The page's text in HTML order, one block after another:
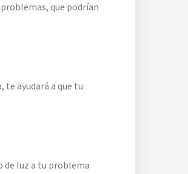
que podrían
ayudará a que tu
de luz a tu problema